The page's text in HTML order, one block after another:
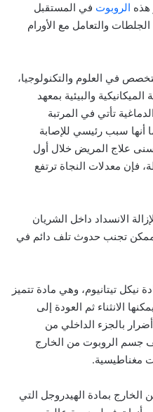
هذه الروبوت في المستقبل
الجلطات والتعامل مع الأورام
في العلوم والتكنولوجيا،
والبيئية بمعهد
تأتي في المرتبة
أنها سبب رئيسي للإصابة
علاج المريض خلال أول
فإن معدلات النجاة ترتفع
الانسداد داخل الشريان
تجنب حدوث تلف دائم في
تيتانيوم، وهي مادة تتميز
الانثناء ثم العودة إلى
بالجزء الداخلي من
جسم الروبوت من الخارج
مغناطيسية.
بمادة الهيدروجل التي